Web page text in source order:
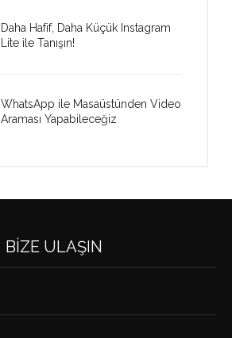
Daha Hafif, Daha Küçük Instagram
Lite ile Tanışın!
WhatsApp ile Masaüstünden Video
Araması Yapabileceğiz
BIZE ULAŞIN